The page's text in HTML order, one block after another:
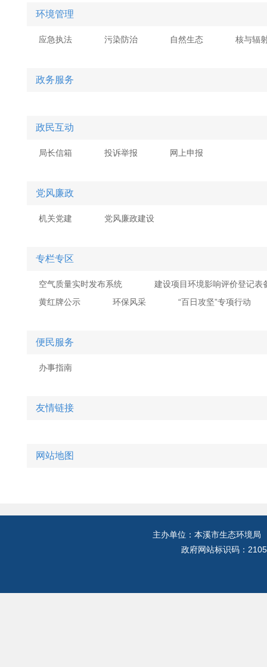
环境管理
应急执法 污染防治 自然生态 核与辐
政务服务
政民互动
局长信箱 投诉举报 网上申报
党风廉政
机关党建 党风廉政建设
专栏专区
空气质量实时发布系统
建设项目环境影响评价登记表
黄红牌公示
环保风采 “百日攻坚”专项行动
便民服务
办事指南
友情链接
网站地图
主办单位：本溪市生态环境
政府网站标识码：